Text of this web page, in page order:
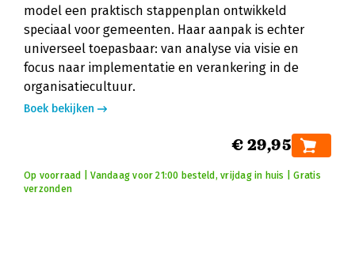
model een praktisch stappenplan ontwikkeld
speciaal voor gemeenten. Haar aanpak is echter
universeel toepasbaar: van analyse via visie en
focus naar implementatie en verankering in de
organisatiecultuur.
Boek bekijken
€ 29,95
Op voorraad | Vandaag voor 21:00 besteld, vrijdag in huis | Gratis
verzonden